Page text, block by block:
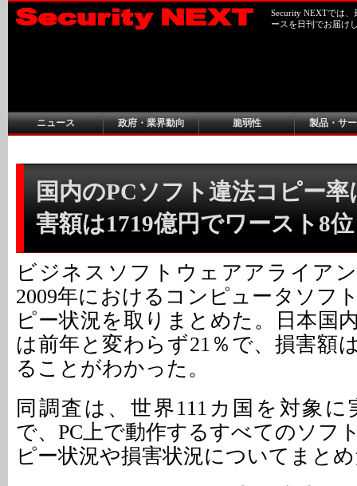
Security NEXTでは
ースを日刊でお届け
ニュース 政府・業界動向 脆弱性 製品・サ
国内のPCソフト違法コピー率
害額は1719億円でワースト8
ビジネスソフトウェアアライア
2009年におけるコンピュータソフ
ピー状況を取りまとめた。日本国
は前年と変わらず21％で、損害額
ることがわかった。
同調査は、世界111カ国を対象
で、PC上で動作するすべてのソフ
ピー状況や損害状況についてまと